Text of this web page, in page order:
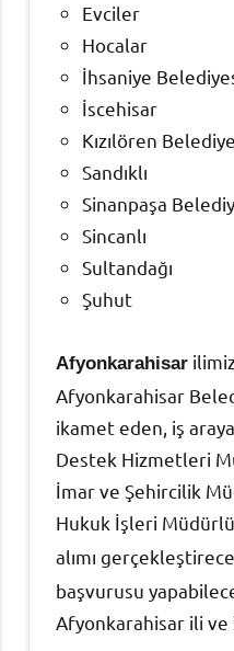
Evciler‎
Hocalar
İhsaniye‎
İscehisar
Kızılören‎
Sandıklı‎
Sinanpaşa
Sincanlı
Sultandağı
Şuhut
Afyonkarahisar
Afyonkarahisar
ikamet eden, iş
Destek Hizmetleri
İmar ve Şehircilik
Hukuk İşleri
alımı
başvurusu
Afyonkarahisar ili ve